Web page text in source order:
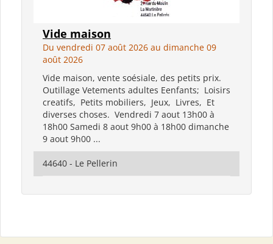
Vide maison
Du vendredi 07 août 2026 au dimanche 09
août 2026
Vide maison, vente soésiale, des petits prix.
Outillage Vetements adultes Eenfants; Loisirs
creatifs, Petits mobiliers, Jeux, Livres, Et
diverses choses. Vendredi 7 aout 13h00 à
18h00 Samedi 8 aout 9h00 à 18h00 dimanche
9 aout 9h00 ...
44640 - Le Pellerin